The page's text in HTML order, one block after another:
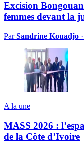
Excision
femmes devant la
ParSandrine Kouadjo ·
A la une
MASS 2026 :
de la Côte d’Ivoire